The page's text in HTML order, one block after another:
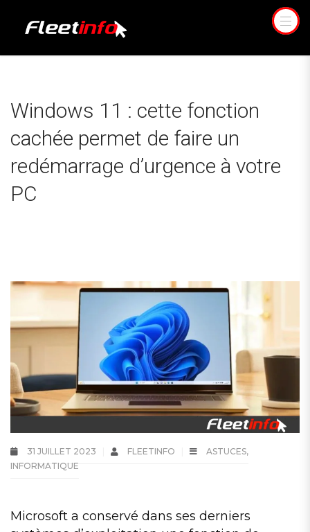
Windows 11 : cette fonction
cachée permet de faire un
redémarrage d’urgence à votre
PC
31 JUILLET 2023 FLEETINFO ASTUCES,
INFORMATIQUE
Microsoft a conservé dans ses derniers